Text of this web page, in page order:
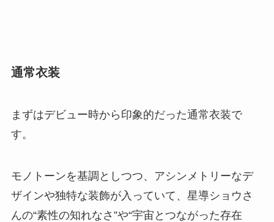
通常衣装
まずはデビュー時から印象的だった通常衣装で
す。
モノトーンを基調としつつ、アシンメトリーなデ
ザインや独特な装飾が入っていて、星導ショウさ
んの“素性の知れなさ”や“宇宙とつながった存在